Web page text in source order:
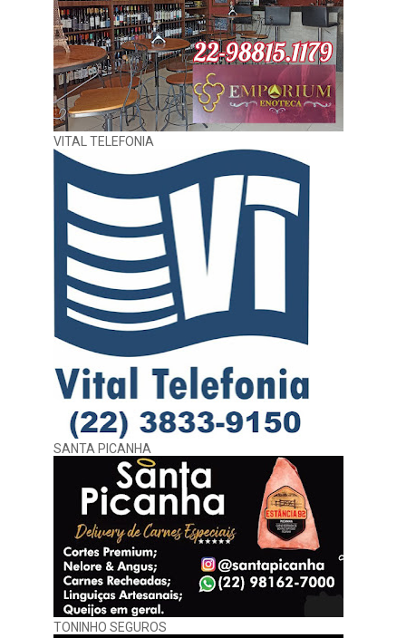
VITAL TELEFONIA
SANTA PICANHA
TONINHO SEGUROS